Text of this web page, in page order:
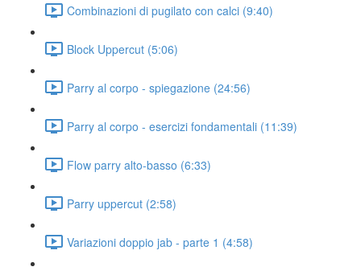
Combinazioni di pugilato con calci (9:40)
Block Uppercut (5:06)
Parry al corpo - spiegazione (24:56)
Parry al corpo - esercizi fondamentali (11:39)
Flow parry alto-basso (6:33)
Parry uppercut (2:58)
Variazioni doppio jab - parte 1 (4:58)